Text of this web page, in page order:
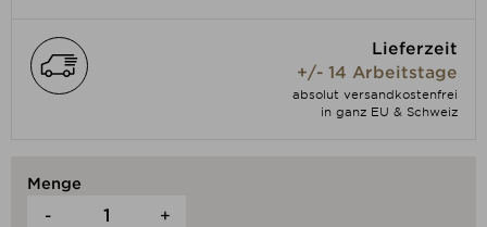
Lieferzeit
+/- 14 Arbeitstage
absolut versandkostenfrei
in ganz EU & Schweiz
Menge
- +